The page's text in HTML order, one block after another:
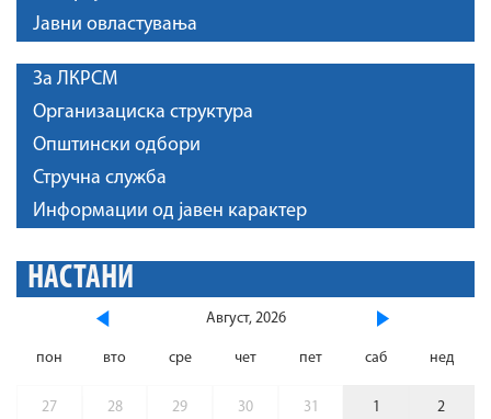
Јавни овластувања
За ЛКРСМ
Организациска структура
Општински одбори
Стручна служба
Информации од јавен карактер
НАСТАНИ
Август, 2026
пон вто сре чет пет саб нед
27 28 29 30 31 1 2